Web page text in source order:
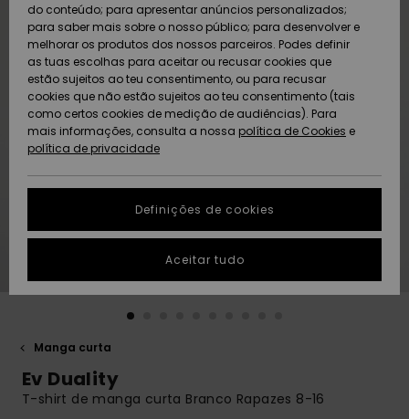
Snow
Artigos
recém-
chegados
Coleções
Neve
Artigos
recém-
chegados
Highlights
Snow
Community
Highlights
Community
DUPLA
PROMO
AJUDA
Quiksilver
Freedom
Protecção de
dados
Guia de
tamanhos
conversa para
obteres a
resposta mais
SUSTAINABILITY
PRESENTE
DESEJO
Manga curta
Ev Duality
T-shirt de manga curta Branco Rapazes 8-16
do conteúdo; para apresentar anúncios personalizados;
para saber mais sobre o nosso público; para desenvolver e
melhorar os produtos dos nossos parceiros. Podes definir
as tuas escolhas para aceitar ou recusar cookies que
estão sujeitos ao teu consentimento, ou para recusar
cookies que não estão sujeitos ao teu consentimento (tais
como certos cookies de medição de audiências). Para
mais informações, consulta a nossa política de Cookies e
política de privacidade
Definições de cookies
Aceitar tudo